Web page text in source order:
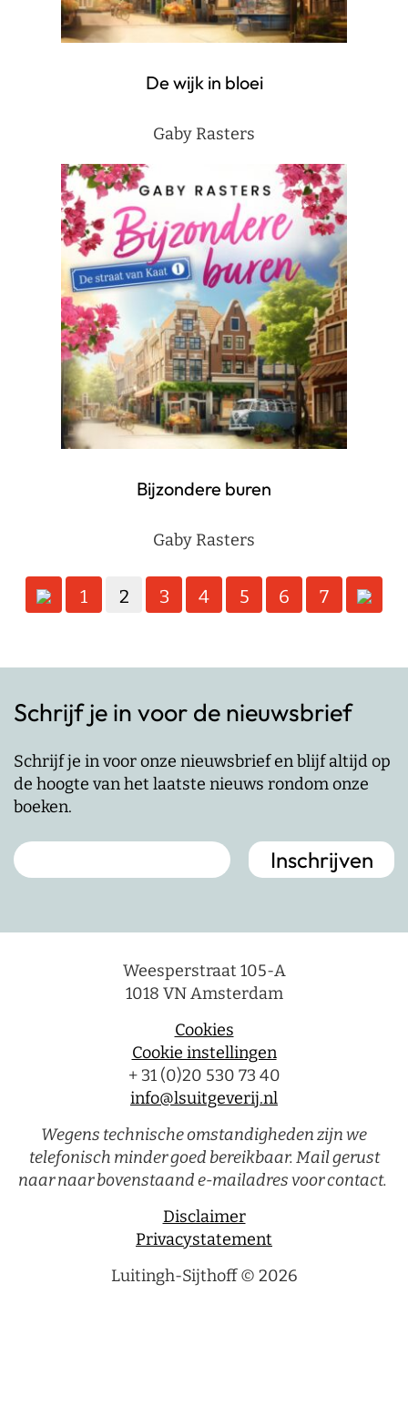
De wijk in bloei
Gaby Rasters
Bijzondere buren
Gaby Rasters
Berichten
1 2 3 4 5 6 7
Schrijf je in voor de nieuwsbrief
Schrijf je in voor onze nieuwsbrief en blijf altijd op
de hoogte van het laatste nieuws rondom onze
boeken.
Weesperstraat 105-A
1018 VN Amsterdam
Cookies
Cookie instellingen
+ 31 (0)20 530 73 40
info@lsuitgeverij.nl
Wegens technische omstandigheden zijn we
telefonisch minder goed bereikbaar. Mail gerust
naar naar bovenstaand e-mailadres voor contact.
Disclaimer
Privacystatement
Luitingh-Sijthoff © 2026